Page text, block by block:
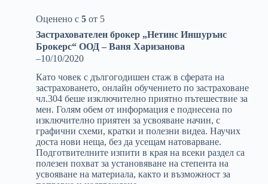
Оценено с 5 от 5
Застрахователен брокер „Нетинс Иншурънс
Брокерс“ ООД – Ваня Харизанова
–10/10/2020
Като човек с дългогодишен стаж в сферата на
застраховането, онлайн обучението по застраховане
чл.304 беше изключително приятно пътешествие за
мен. Голям обем от информация е поднесена по
изключително приятен за усвояване начин, с
графични схеми, кратки и полезни видеа. Научих
доста нови неща, без да усещам натоварване.
Подготвителните изпити в края на всеки раздел са
полезен похват за установяване на степента на
усвояване на материала, както и възможност за